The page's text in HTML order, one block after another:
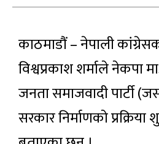
काठमाडौं – नेपाली
विश्वप्रकाश शर्माले नेकपा
जनता समाजवादी पार्टी
सरकार निर्माणको